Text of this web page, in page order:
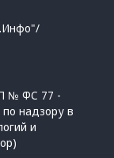
№ ФС 77 -
надзору в
и